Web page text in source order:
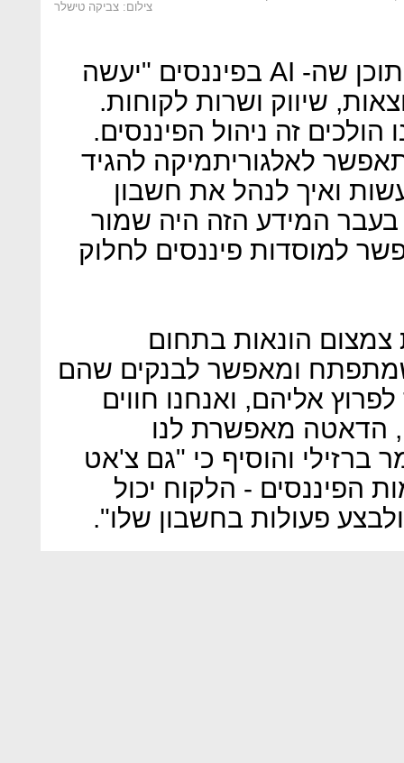
צילום: צביקה טישלר
ברזילי מתאר ארבעה עולמות תוכן שה- AI בפיננסים "יעשה
שיווק ושרות לקוחות.
הולכים זה ניהול הפיננסים.
לאלגוריתמיקה להגיד
ואיך לנהל את חשבון
המידע הזה היה שמור
למוסדות פיננסים לחלוק
הונאות בתחום
שמתפתח ומאפשר לבנקים שהם
אליהם, ואנחנו חווים
הדאטה מאפשרת לנו
והוסיף כי "גם צ'אט
הפיננסים - הלקוח יכול
פעולות בחשבון שלו".